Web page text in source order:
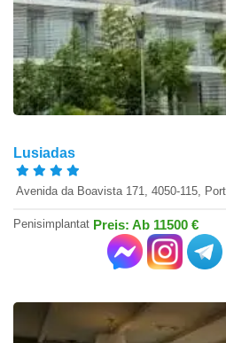
Lusiadas
Avenida da Boavista 171, 4050-115,
Penisimplantat Preis: Ab 11500 €